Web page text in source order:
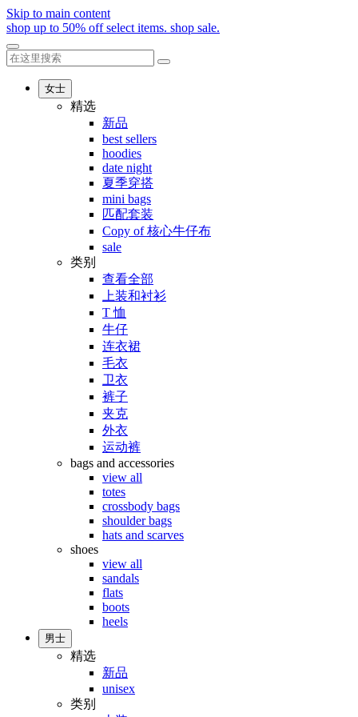
Skip to main content
shop up to 50% off select items. shop sale.
女士
精选
新品
best sellers
hoodies
date night
夏季穿搭
mini bags
匹配套装
Copy of 核心牛仔布
sale
类别
查看全部
上装和衬衫
T 恤
牛仔
连衣裙
毛衣
卫衣
裤子
夹克
外衣
运动裤
bags and accessories
view all
totes
crossbody bags
shoulder bags
hats and scarves
shoes
view all
sandals
flats
boots
heels
男士
精选
新品
unisex
类别